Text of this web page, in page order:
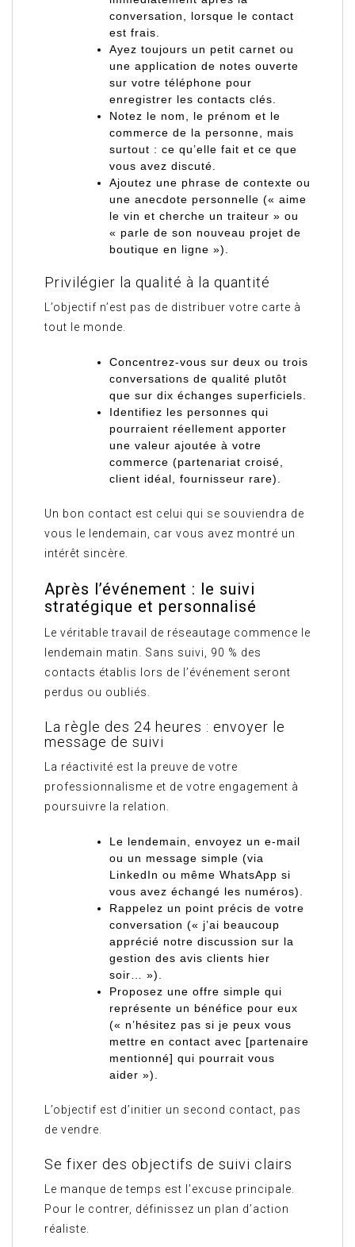
conversation, lorsque le contact
est frais.
Ayez toujours un petit carnet ou
une application de notes ouverte
sur votre téléphone pour
enregistrer les contacts clés.
Notez le nom, le prénom et le
commerce de la personne, mais
surtout : ce qu’elle fait et ce que
vous avez discuté.
Ajoutez une phrase de contexte ou
une anecdote personnelle (« aime
le vin et cherche un traiteur » ou
« parle de son nouveau projet de
boutique en ligne »).
Privilégier la qualité à la quantité
L’objectif n’est pas de distribuer votre carte à
tout le monde.
Concentrez-vous sur deux ou trois
conversations de qualité plutôt
que sur dix échanges superficiels.
Identifiez les personnes qui
pourraient réellement apporter
une valeur ajoutée à votre
commerce (partenariat croisé,
client idéal, fournisseur rare).
Un bon contact est celui qui se souviendra de
vous le lendemain, car vous avez montré un
intérêt sincère.
Après l’événement : le suivi
stratégique et personnalisé
Le véritable travail de réseautage commence le
lendemain matin. Sans suivi, 90 % des
contacts établis lors de l’événement seront
perdus ou oubliés.
La règle des 24 heures : envoyer le
message de suivi
La réactivité est la preuve de votre
professionnalisme et de votre engagement à
poursuivre la relation.
Le lendemain, envoyez un e-mail
ou un message simple (via
LinkedIn ou même WhatsApp si
vous avez échangé les numéros).
Rappelez un point précis de votre
conversation (« j’ai beaucoup
apprécié notre discussion sur la
gestion des avis clients hier
soir… »).
Proposez une offre simple qui
représente un bénéfice pour eux
(« n’hésitez pas si je peux vous
mettre en contact avec [partenaire
mentionné] qui pourrait vous
aider »).
L’objectif est d’initier un second contact, pas
de vendre.
Se fixer des objectifs de suivi clairs
Le manque de temps est l’excuse principale.
Pour le contrer, définissez un plan d’action
réaliste.